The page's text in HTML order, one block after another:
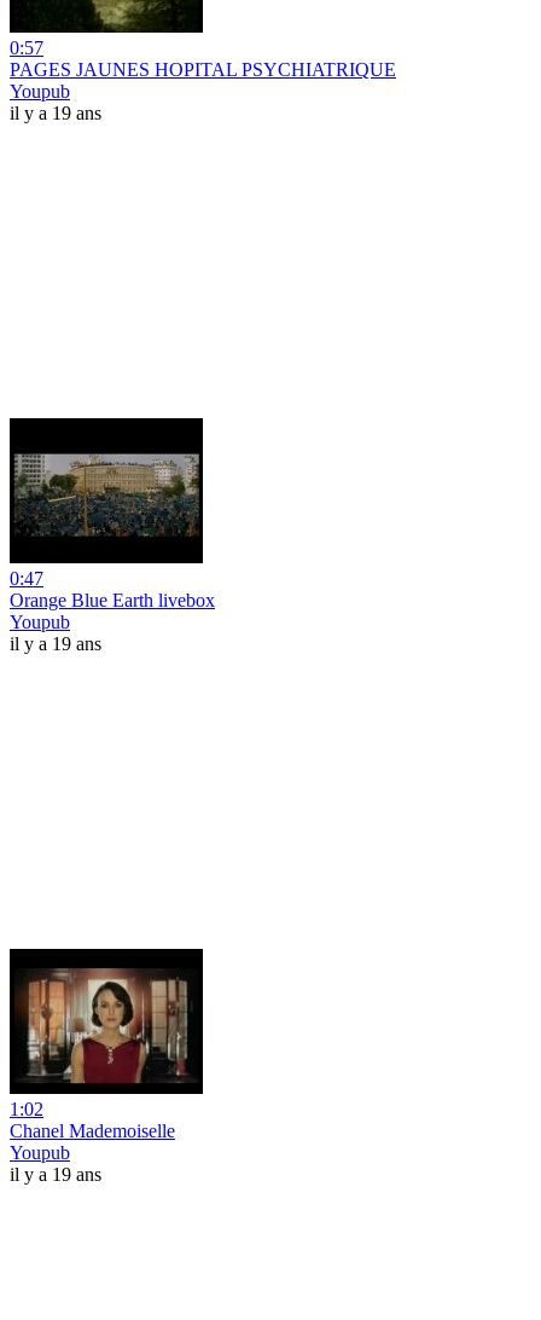
0:57
PAGES JAUNES HOPITAL PSYCHIATRIQUE
Youpub
il y a 19 ans
0:47
Orange Blue Earth livebox
Youpub
il y a 19 ans
1:02
Chanel Mademoiselle
Youpub
il y a 19 ans